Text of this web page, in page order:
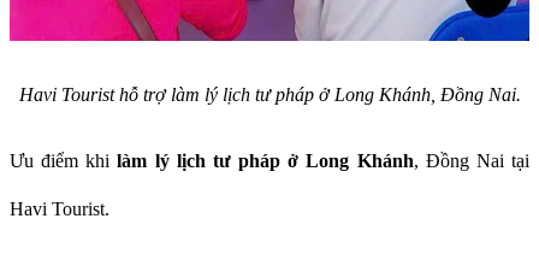
Havi Tourist hỗ trợ làm lý lịch tư pháp ở Long Khánh, Đồng Nai.
Ưu điểm khilàm lý lịch tư pháp ở Long Khánh, Đồng Nai tại
Havi Tourist.